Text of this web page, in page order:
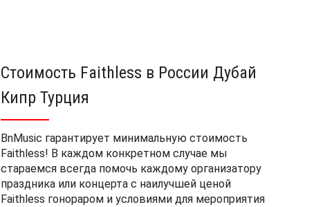
Стоимость Faithless в России Дубай
Кипр Турция
BnMusic гарантирует минимальную стоимость
Faithless! В каждом конкретном случае мы
стараемся всегда помочь каждому организатору
праздника или концерта с наилучшей ценой
Faithless гонораром и условиями для мероприятия